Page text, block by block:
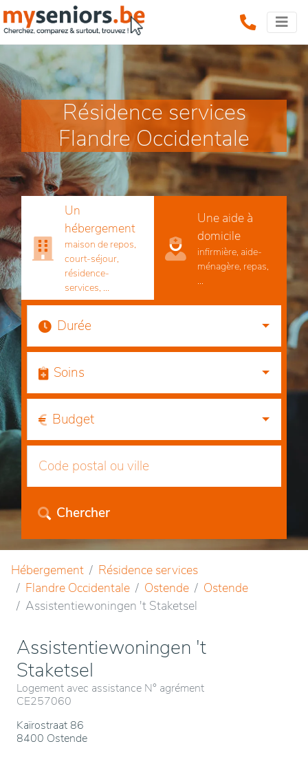
Résidence services
Flandre Occidentale
Un
hébergement
maison de repos,
court-séjour,
résidence-
services, ...
Une aide à
domicile
infirmière, aide-
ménagère, repas,
...
Durée
Soins
Budget
Chercher
Hébergement
Résidence services
Flandre Occidentale
Ostende
Ostende
Assistentiewoningen 't Staketsel
Assistentiewoningen 't
Staketsel
Logement avec assistance N° agrément
CE257060
Kaïrostraat 86
8400 Ostende